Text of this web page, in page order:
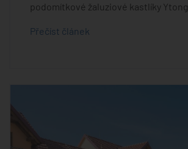
podomítkové žaluziové kastlíky Ytong.
Přečíst článek